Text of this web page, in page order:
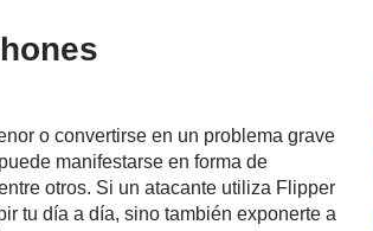
o convertirse en un problema grave
manifestarse en forma de
otros. Si un atacante utiliza Flipper
tu día a día, sino también exponerte a